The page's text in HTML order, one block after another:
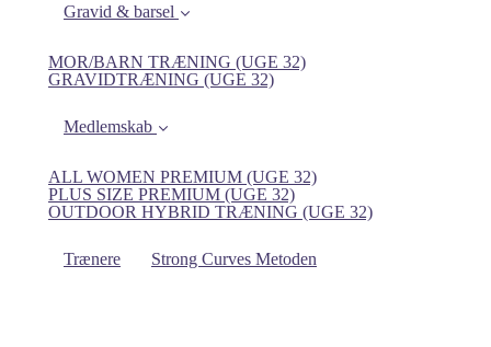
Gravid & barsel
MOR/BARN TRÆNING (UGE 32)
GRAVIDTRÆNING (UGE 32)
Medlemskab
ALL WOMEN PREMIUM (UGE 32)
PLUS SIZE PREMIUM (UGE 32)
OUTDOOR HYBRID TRÆNING (UGE 32)
Trænere Strong Curves Metoden